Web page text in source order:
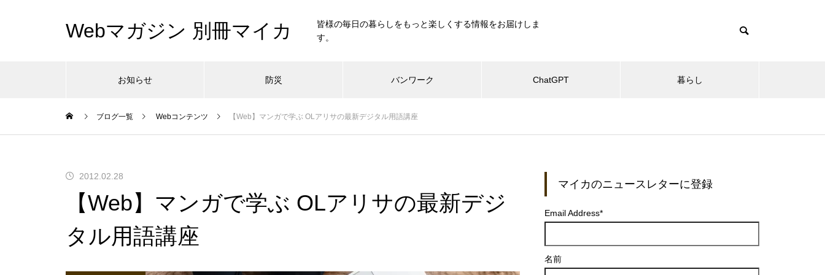
Webマガジン 別冊マイカ
皆様の毎日の暮らしをもっと楽しくする情報をお届けしま
す。
お知らせ 防災 バンワーク ChatGPT 暮らし
ブログ一覧 Webコンテンツ 【Web】マンガで学ぶ OLアリサの最新デジタル用語講座
2012.02.28
【Web】マンガで学ぶ OLアリサの最新デジ
タル用語講座
マイカのニュースレターに登録
Email Address*
名前